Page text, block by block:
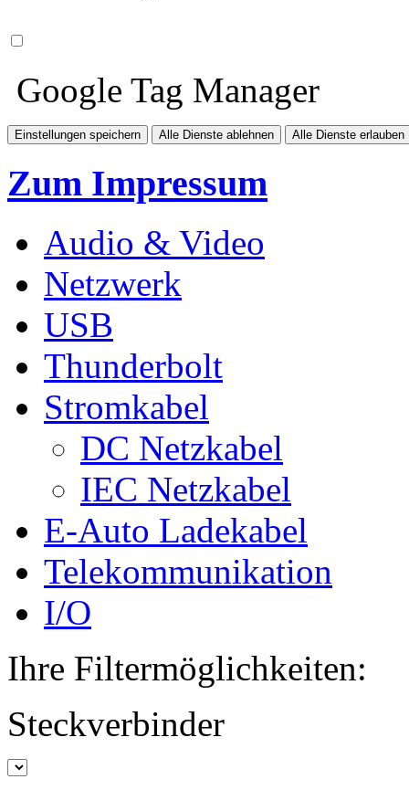
Google Tag Manager
Einstellungen speichern Alle Dienste ablehnen Alle Dienste erlauben
Zum Impressum
Audio & Video
Netzwerk
USB
Thunderbolt
Stromkabel
DC Netzkabel
IEC Netzkabel
E-Auto Ladekabel
Telekommunikation
I/O
Ihre Filtermöglichkeiten:
Steckverbinder